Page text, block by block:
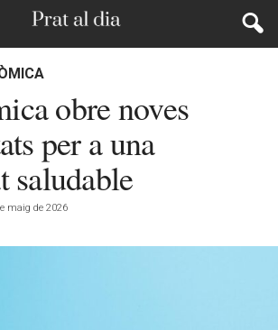
obre noves
per a una
saludable
maig de 2026